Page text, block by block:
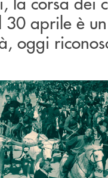
30 aprile è
oggi